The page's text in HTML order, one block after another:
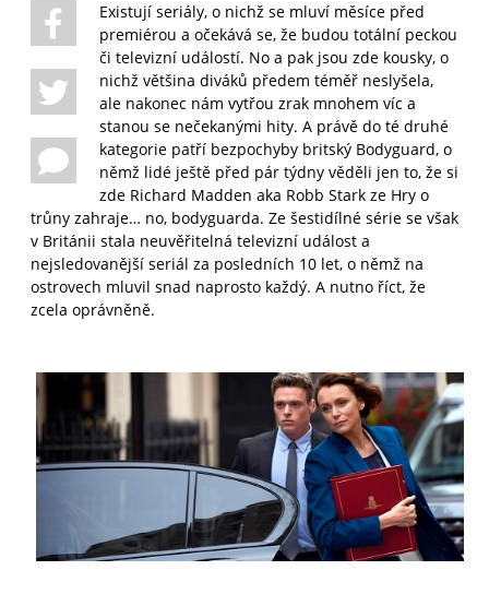
Existují seriály, o nichž se mluví měsíce před
premiérou a očekává se, že budou totální peckou
či televizní událostí. No a pak jsou zde kousky, o
nichž většina diváků předem téměř neslyšela,
ale nakonec nám vytřou zrak mnohem víc a
stanou se nečekanými hity. A právě do té druhé
kategorie patří bezpochyby britský Bodyguard, o
němž lidé ještě před pár týdny věděli jen to, že si
zde Richard Madden aka Robb Stark ze Hry o
trůny zahraje… no, bodyguarda. Ze šestidílné série se však
v Británii stala neuvěřitelná televizní událost a
nejsledovanější seriál za posledních 10 let, o němž na
ostrovech mluvil snad naprosto každý. A nutno říct, že
zcela oprávněně.